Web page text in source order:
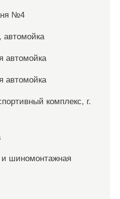
№4
автомойка
автомойка
автомойка
комплекс, г.
и шиномонтажная